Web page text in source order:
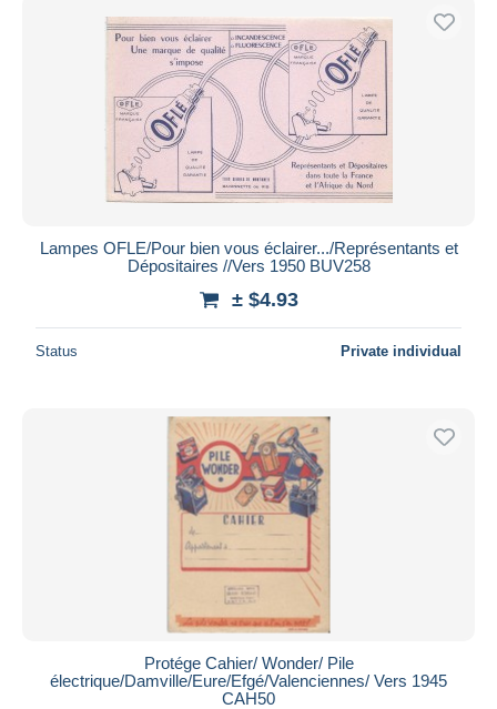
Lampes OFLE/Pour bien vous éclairer.../Représentants et
Dépositaires //Vers 1950 BUV258
± $4.93
Status Private individual
Protége Cahier/ Wonder/ Pile
électrique/Damville/Eure/Efgé/Valenciennes/ Vers 1945
CAH50